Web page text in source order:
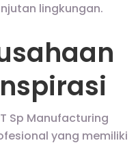
lingkungan.
Sp Manufacturing
yang memiliki